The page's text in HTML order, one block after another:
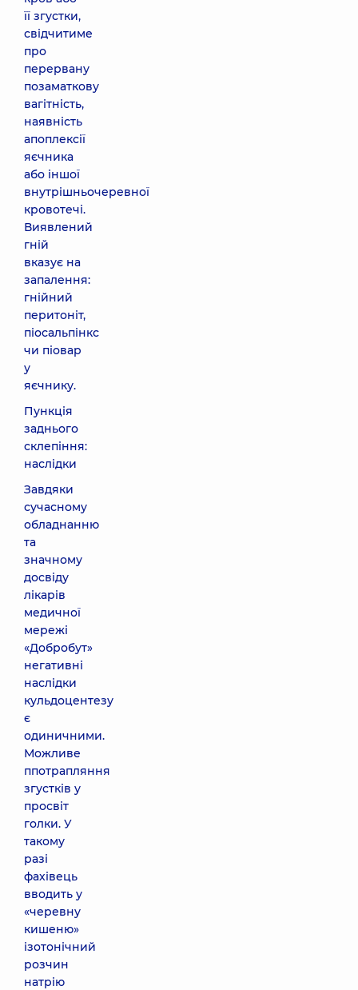
її згустки,
свідчитиме
про
перервану
позаматкову
вагітність,
наявність
апоплексії
яєчника
або іншої
внутрішньочеревної
кровотечі.
Виявлений
гній
вказує на
запалення:
гнійний
перитоніт,
піосальпінкс
чи піовар
у
яєчнику.
Пункція
заднього
склепіння:
наслідки
Завдяки
сучасному
обладнанню
та
значному
досвіду
лікарів
медичної
мережі
«Добробут»
негативні
наслідки
кульдоцентезу
є
одиничними.
Можливе
ппотрапляння
згустків у
просвіт
голки. У
такому
разі
фахівець
вводить у
«черевну
кишеню»
ізотонічний
розчин
натрію